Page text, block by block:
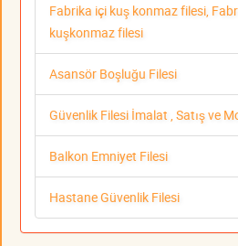
Fabrika içi kuş konmaz filesi,
kuşkonmaz filesi
Asansör Boşluğu Filesi
Güvenlik Filesi İmalat , Satış ve
Balkon Emniyet Filesi
Hastane Güvenlik Filesi